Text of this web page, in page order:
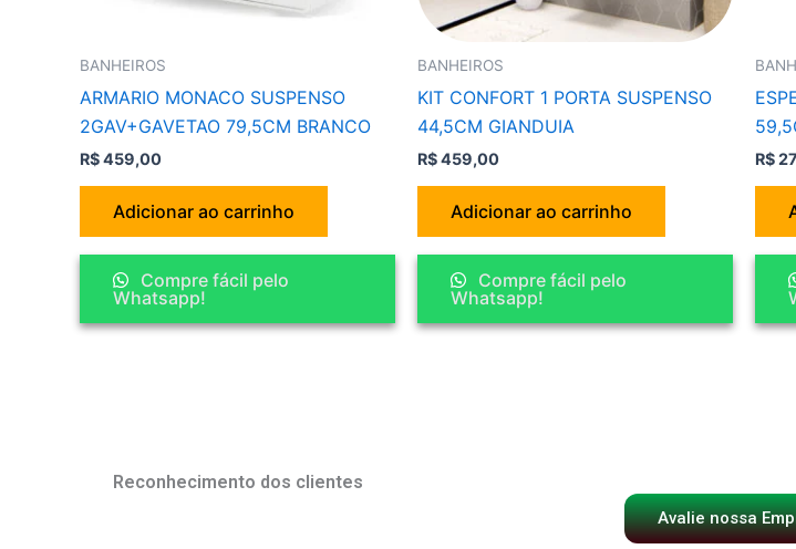
BANHEIROS
ARMARIO MONACO SUSPENSO
2GAV+GAVETAO 79,5CM BRANCO
R$459,00
Adicionar ao carrinho
Compre fácil pelo
Whatsapp!
BANHEIROS
KIT CONFORT 1 PORTA SUSPENSO
44,5CM GIANDUIA
R$459,00
Adicionar ao carrinho
Compre fácil pelo
Whatsapp!
R$
Reconhecimento dos clientes
Avalie nossa